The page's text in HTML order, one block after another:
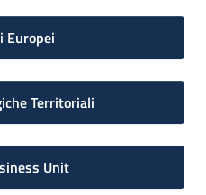
Europei
Territoriali
Unit